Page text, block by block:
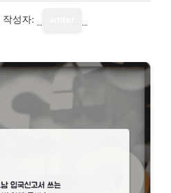
작성자: